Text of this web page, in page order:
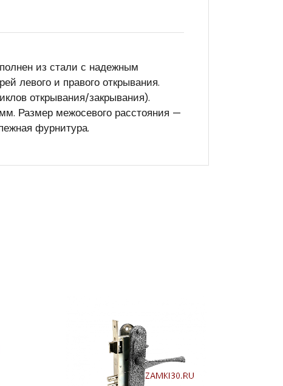
из стали с надежным
левого и правого открывания.
открывания/закрывания).
Размер межосевого расстояния —
фурнитура.